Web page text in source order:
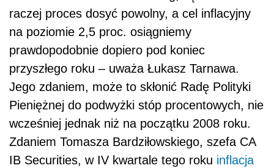
raczej proces dosyć powolny, a cel inflacyjny
na poziomie 2,5 proc. osiągniemy
prawdopodobnie dopiero pod koniec
przyszłego roku – uważa Łukasz Tarnawa.
Jego zdaniem, może to skłonić Radę Polityki
Pieniężnej do podwyżki stóp procentowych, nie
wcześniej jednak niż na początku 2008 roku.
Zdaniem Tomasza Bardziłowskiego, szefa CA
IB Securities, w IV kwartale tego roku inflacja